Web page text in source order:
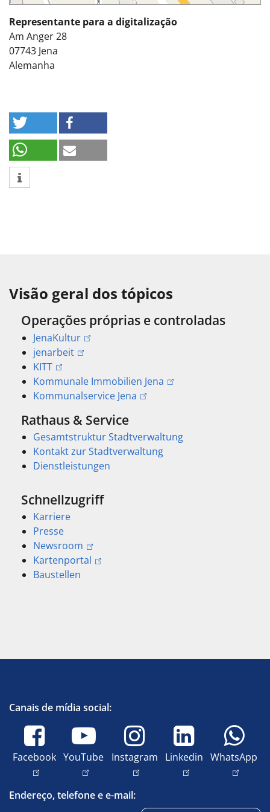
Representante para a digitalização
Am Anger 28
07743 Jena
Alemanha
Visão geral dos tópicos
Operações próprias e controladas
JenaKultur
jenarbeit
KITT
Kommunale Immobilien Jena
Kommunalservice Jena
Rathaus & Service
Gesamtstruktur Stadtverwaltung
Kontakt zur Stadtverwaltung
Dienstleistungen
Schnellzugriff
Karriere
Presse
Newsroom
Kartenportal
Baustellen
Canais de mídia social:
Facebook YouTube Instagram Linkedin WhatsApp
Endereço, telefone e e-mail: